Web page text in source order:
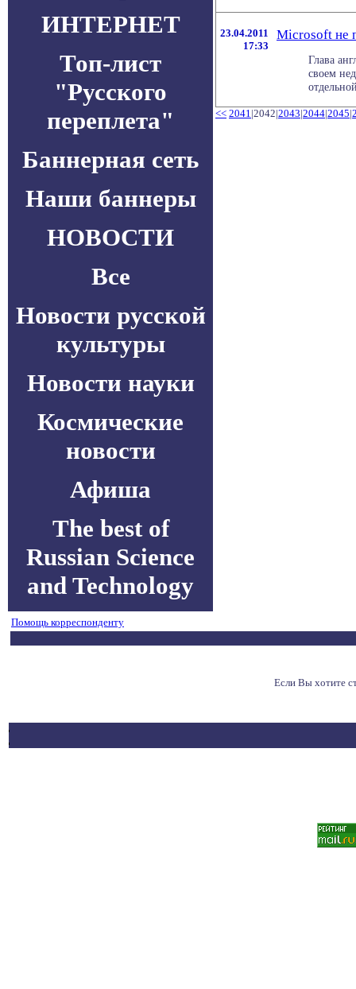
ИНТЕРНЕТ
Топ-лист
"Русского
переплета"
Баннерная сеть
Наши баннеры
НОВОСТИ
Все
Новости русской
культуры
Новости науки
Космические
новости
Афиша
The best of
Russian Science
and Technology
23.04.2011
17:33
Microsoft не
Глава
своем
<< 2041|2042|2043|2044|2045|
Помощь корреспонденту
Если Вы хотите